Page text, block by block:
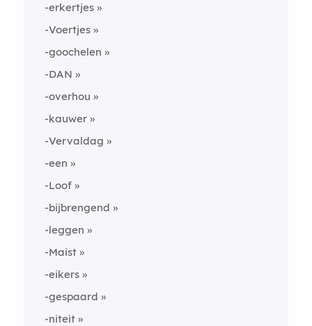
-erkertjes
-Voertjes
-goochelen
-DAN
-overhou
-kauwer
-Vervaldag
-een
-Loof
-bijbrengend
-leggen
-Maist
-eikers
-gespaard
-niteit